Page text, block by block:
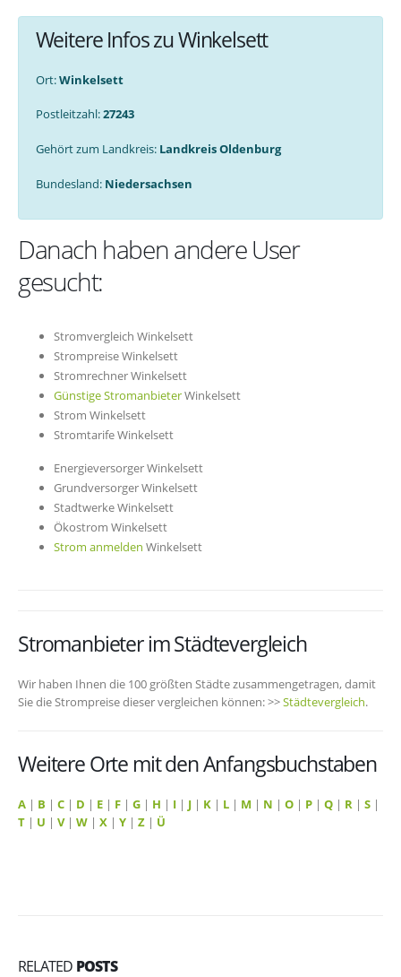
Weitere Infos zu Winkelsett
Ort:Winkelsett
Postleitzahl:27243
Gehört zum Landkreis: Landkreis Oldenburg
Bundesland: Niedersachsen
Danach haben andere User
gesucht:
Stromvergleich Winkelsett
Strompreise Winkelsett
Stromrechner Winkelsett
Günstige StromanbieterWinkelsett
Strom Winkelsett
Stromtarife Winkelsett
Energieversorger Winkelsett
Grundversorger Winkelsett
Stadtwerke Winkelsett
Ökostrom Winkelsett
Strom anmelden Winkelsett
Stromanbieter im Städtevergleich
Wir haben Ihnen die 100 größten Städte zusammengetragen, damit
Sie die Strompreise dieser vergleichen können: >>Städtevergleich.
Weitere Orte mit den Anfangsbuchstaben
A | B | C | D | E | F | G | H | I | J | K | L | M | N | O | P | Q | R | S |
T | U | V| W | X | Y | Z | Ü
RELATED POSTS